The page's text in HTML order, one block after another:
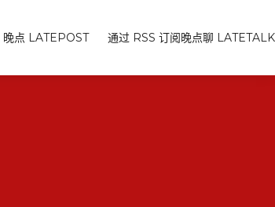
晚点 LATEPOST 通过 RSS 订阅晚点聊 LATETALK